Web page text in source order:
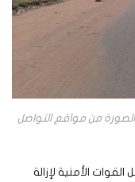
رئيسي جنوب العاصمة- 22 مارس 2022- الصورة من مواقع التواصل
الأمنية لإزالة